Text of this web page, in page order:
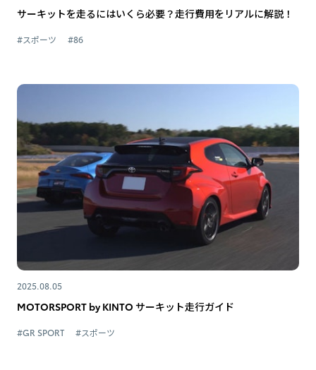
サーキットを走るにはいくら必要？走行費用をリアルに解説！
#スポーツ #86
2025.08.05
MOTORSPORT by KINTO サーキット走行ガイド
#GR SPORT #スポーツ